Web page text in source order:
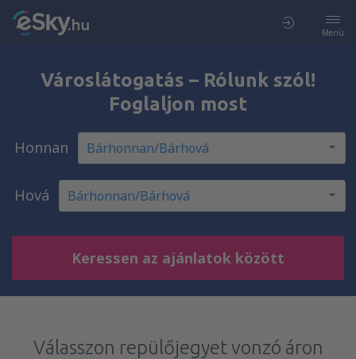
Menü
Városlátogatás – Rólunk szól!
Foglaljon most
Honnan
Hová
Keressen az ajánlatok között
Válasszon repülőjegyet vonzó áron